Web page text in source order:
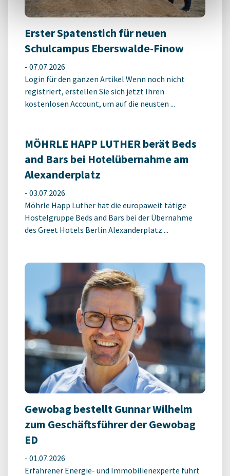
Erster Spatenstich für neuen
Schulcampus Eberswalde-Finow
- 07.07.2026
Login für den ganzen Artikel Wenn noch nicht
registriert, erstellen Sie sich jetzt Ihren
kostenlosen Account, um auf die neusten ...
MÖHRLE HAPP LUTHER berät Beds
and Bars bei Hotelübernahme am
Alexanderplatz
- 03.07.2026
Möhrle Happ Luther hat die europaweit tätige
Hostelgruppe Beds and Bars bei der Übernahme
des Greet Hotels Berlin Alexanderplatz ...
Gewobag bestellt Gunnar Wilhelm
zum Geschäftsführer der Gewobag
ED
- 01.07.2026
Erfahrener Energie- und Immobilienexperte führt